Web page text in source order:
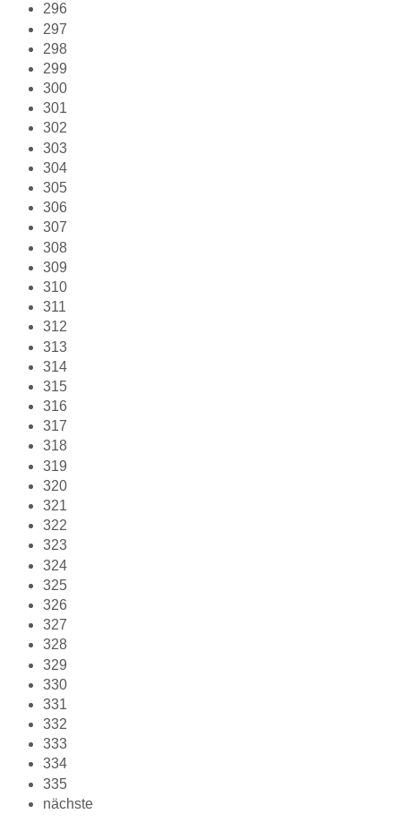
296
297
298
299
300
301
302
303
304
305
306
307
308
309
310
311
312
313
314
315
316
317
318
319
320
321
322
323
324
325
326
327
328
329
330
331
332
333
334
335
nächste